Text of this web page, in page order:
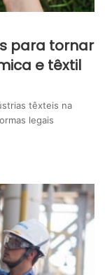
para tornar
e têxtil
têxteis na
legais